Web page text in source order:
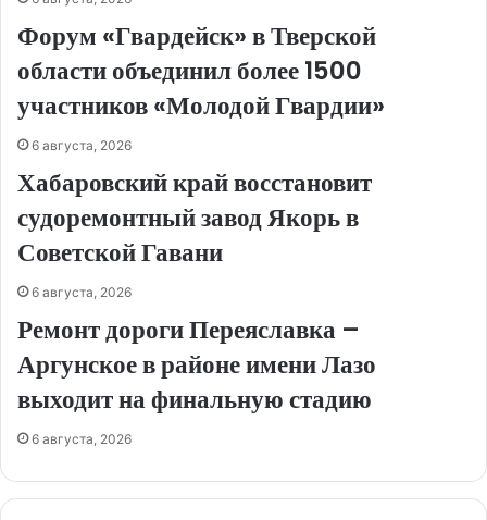
Форум «Гвардейск» в Тверской
области объединил более 1500
участников «Молодой Гвардии»
6 августа, 2026
Хабаровский край восстановит
судоремонтный завод Якорь в
Советской Гавани
6 августа, 2026
Ремонт дороги Переяславка –
Аргунское в районе имени Лазо
выходит на финальную стадию
6 августа, 2026